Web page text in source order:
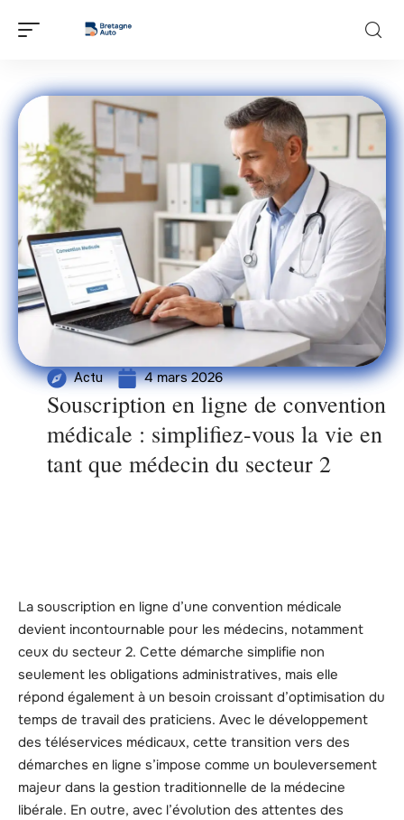
Actu 4 mars 2026
Souscription en ligne de convention
médicale : simplifiez-vous la vie en
tant que médecin du secteur 2
La souscription en ligne d’une convention médicale
devient incontournable pour les médecins, notamment
ceux du secteur 2. Cette démarche simplifie non
seulement les obligations administratives, mais elle
répond également à un besoin croissant d’optimisation du
temps de travail des praticiens. Avec le développement
des téléservices médicaux, cette transition vers des
démarches en ligne s’impose comme un bouleversement
majeur dans la gestion traditionnelle de la médecine
libérale. En outre, avec l’évolution des attentes des